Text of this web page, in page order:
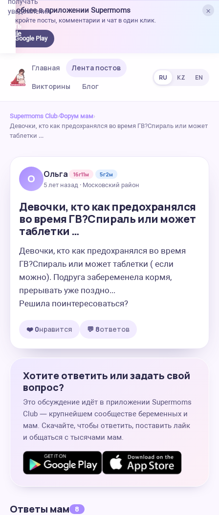
×
Удобнее в приложении Supermoms
Откройте посты, комментарии и чат в один клик.
Google Play
уведомления.
Главная
Лента постов
Викторины
Блог
RU KZ EN
Supermoms Club›Форум мам›
Девочки, кто как предохранялся во время ГВ?Спираль или может
таблетки …
О Ольга 16г11м
5г2м
5 лет назад · Московский район
Девочки, кто как предохранялся
во время ГВ?Спираль или может
таблетки …
Девочки, кто как предохранялся во время
ГВ?Спираль или может таблетки ( если
можно). Подруга забеременела кормя,
прерывать уже поздно...
Решила поинтересоваться?
❤️ 0нравится 💬 8ответов
Хотите ответить или задать свой
вопрос?
Это обсуждение идёт в приложении Supermoms
Club — крупнейшем сообществе беременных и
мам. Скачайте, чтобы ответить, поставить лайк
и общаться с тысячами мам.
Ответы мам 8